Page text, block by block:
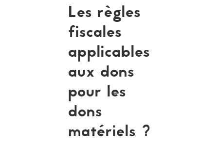
Les règles
fiscales
applicables
aux dons
pour les
dons
matériels ?